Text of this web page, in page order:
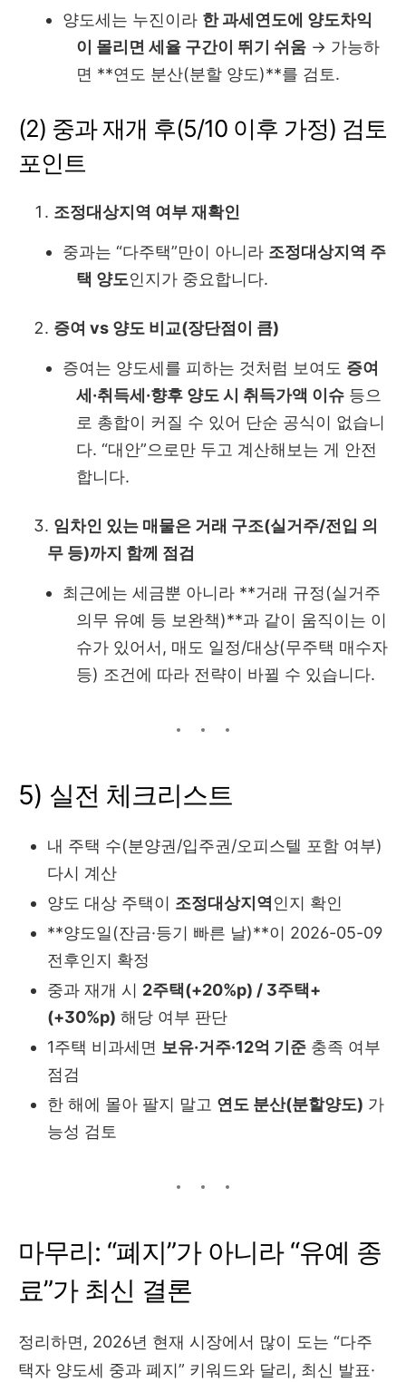
양도세는 누진이라 한 과세연도에 양도차익
이 몰리면 세율 구간이 뛰기 쉬움 → 가능하
면 **연도 분산(분할 양도)**를 검토.
(2) 중과 재개 후(5/10 이후 가정) 검토
포인트
조정대상지역 여부 재확인
중과는 “다주택”만이 아니라 조정대상지역 주
택 양도인지가 중요합니다.
증여 vs 양도 비교(장단점이 큼)
증여는 양도세를 피하는 것처럼 보여도 증여
세·취득세·향후 양도 시 취득가액 이슈 등으
로 총합이 커질 수 있어 단순 공식이 없습니
다. “대안”으로만 두고 계산해보는 게 안전
합니다.
임차인 있는 매물은 거래 구조(실거주/전입 의
무 등)까지 함께 점검
최근에는 세금뿐 아니라 **거래 규정(실거주
의무 유예 등 보완책)**과 같이 움직이는 이
슈가 있어서, 매도 일정/대상(무주택 매수자
등) 조건에 따라 전략이 바뀔 수 있습니다.
5) 실전 체크리스트
내 주택 수(분양권/입주권/오피스텔 포함 여부)
다시 계산
양도 대상 주택이 조정대상지역 인지 확인
**양도일(잔금·등기 빠른 날)**이 2026-05-09
전후인지 확정
중과 재개 시 2주택(+20%p) / 3주택+
(+30%p) 해당 여부 판단
1주택 비과세면 보유·거주·12억 기준 충족 여부
점검
한 해에 몰아 팔지 말고 연도 분산(분할양도) 가
능성 검토
마무리: “폐지”가 아니라 “유예 종
료”가 최신 결론
정리하면, 2026년 현재 시장에서 많이 도는 “다주
택자 양도세 중과 폐지” 키워드와 달리, 최신 발표·